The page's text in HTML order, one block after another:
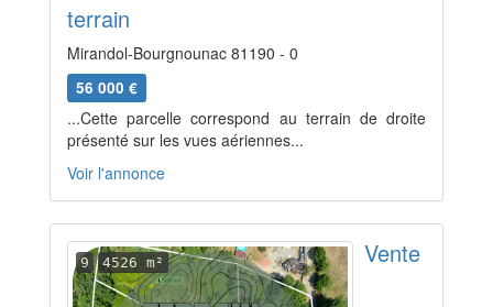
terrain
Mirandol-Bourgnounac 81190 - 0
56 000 €
...Cette parcelle correspond au terrain de droite
présenté sur les vues aériennes...
Voir l'annonce
9 4526 m² Vente